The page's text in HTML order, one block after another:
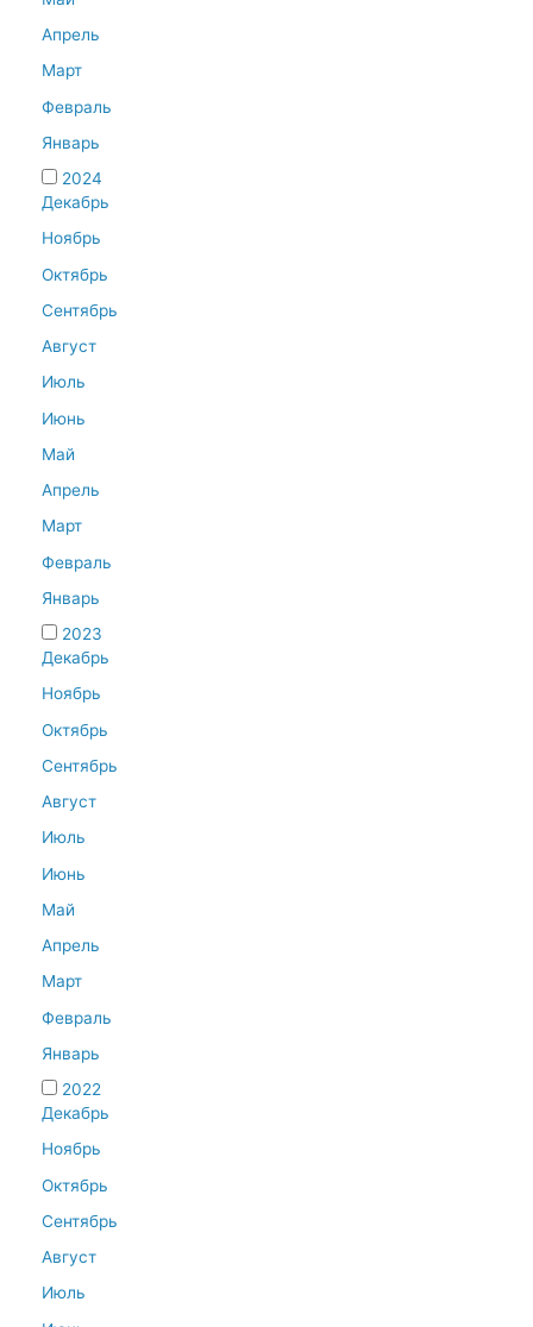
Апрель
Март
Февраль
Январь
2024
Декабрь
Ноябрь
Октябрь
Сентябрь
Август
Июль
Июнь
Май
Апрель
Март
Февраль
Январь
2023
Декабрь
Ноябрь
Октябрь
Сентябрь
Август
Июль
Июнь
Май
Апрель
Март
Февраль
Январь
2022
Декабрь
Ноябрь
Октябрь
Сентябрь
Август
Июль